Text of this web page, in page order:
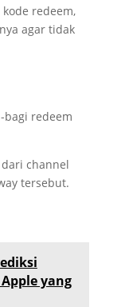
redeem,
agar tidak
bagi redeem
channel
tersebut.
yang